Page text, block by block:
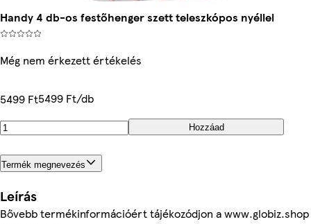
Handy 4 db-os festőhenger szett teleszkópos nyéllel
Még nem érkezett értékelés
5499 Ft5499 Ft/db
Hozzáad
Termék megnevezés
Leírás
Bővebb termékinformációért tájékozódjon a www.globiz.shop